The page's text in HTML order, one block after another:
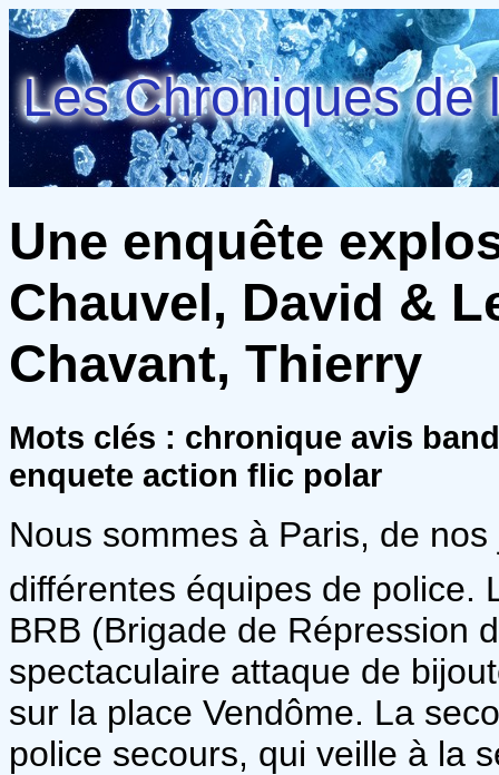
Les Chroniques de
Une enquête
Chauvel, David &
Chavant, Thierry
Mots clés : chronique avis
enquete action flic polar
Nous sommes à Paris, de nos
différentes équipes de police.
BRB (Brigade de Répression
spectaculaire attaque de
sur la place Vendôme. La
police secours, qui veille à la